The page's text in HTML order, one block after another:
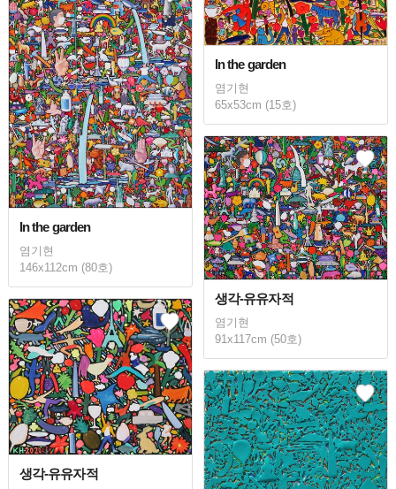
In the garden
염기현
65x53cm (15호)
In the garden
염기현
146x112cm (80호)
생각-유유자적
염기현
91x117cm (50호)
생각-유유자적